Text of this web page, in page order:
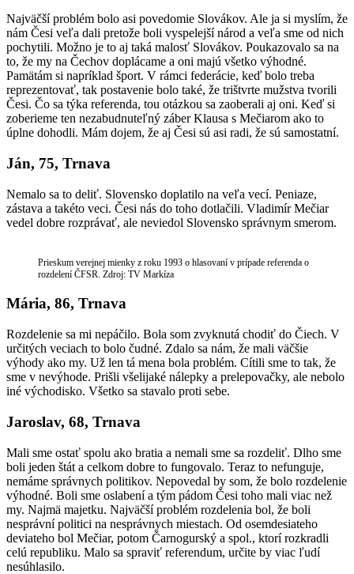
Najväčší problém bolo asi povedomie Slovákov. Ale ja si myslím, že
nám Česi veľa dali pretože boli vyspelejší národ a veľa sme od nich
pochytili. Možno je to aj taká malosť Slovákov. Poukazovalo sa na
to, že my na Čechov doplácame a oni majú všetko výhodné.
Pamätám si napríklad šport. V rámci federácie, keď bolo treba
reprezentovať, tak postavenie bolo také, že trištvrte mužstva tvorili
Česi. Čo sa týka referenda, tou otázkou sa zaoberali aj oni. Keď si
zoberieme ten nezabudnuteľný záber Klausa s Mečiarom ako to
úplne dohodli. Mám dojem, že aj Česi sú asi radi, že sú samostatní.
Ján, 75, Trnava
Nemalo sa to deliť. Slovensko doplatilo na veľa vecí. Peniaze,
zástava a takéto veci. Česi nás do toho dotlačili. Vladimír Mečiar
vedel dobre rozprávať, ale neviedol Slovensko správnym smerom.
Prieskum verejnej mienky z roku 1993 o hlasovaní v prípade referenda o
rozdelení ČFSR. Zdroj: TV Markíza
Mária, 86, Trnava
Rozdelenie sa mi nepáčilo. Bola som zvyknutá chodiť do Čiech. V
určitých veciach to bolo čudné. Zdalo sa nám, že mali väčšie
výhody ako my. Už len tá mena bola problém. Cítili sme to tak, že
sme v nevýhode. Prišli všelijaké nálepky a prelepovačky, ale nebolo
iné východisko. Všetko sa stavalo proti sebe.
Jaroslav, 68, Trnava
Mali sme ostať spolu ako bratia a nemali sme sa rozdeliť. Dlho sme
boli jeden štát a celkom dobre to fungovalo. Teraz to nefunguje,
nemáme správnych politikov. Nepovedal by som, že bolo rozdelenie
výhodné. Boli sme oslabení a tým pádom Česi toho mali viac než
my. Najmä majetku. Najväčší problém rozdelenia bol, že boli
nesprávní politici na nesprávnych miestach. Od osemdesiateho
deviateho bol Mečiar, potom Čarnogurský a spol., ktorí rozkradli
celú republiku. Malo sa spraviť referendum, určite by viac ľudí
nesúhlasilo.